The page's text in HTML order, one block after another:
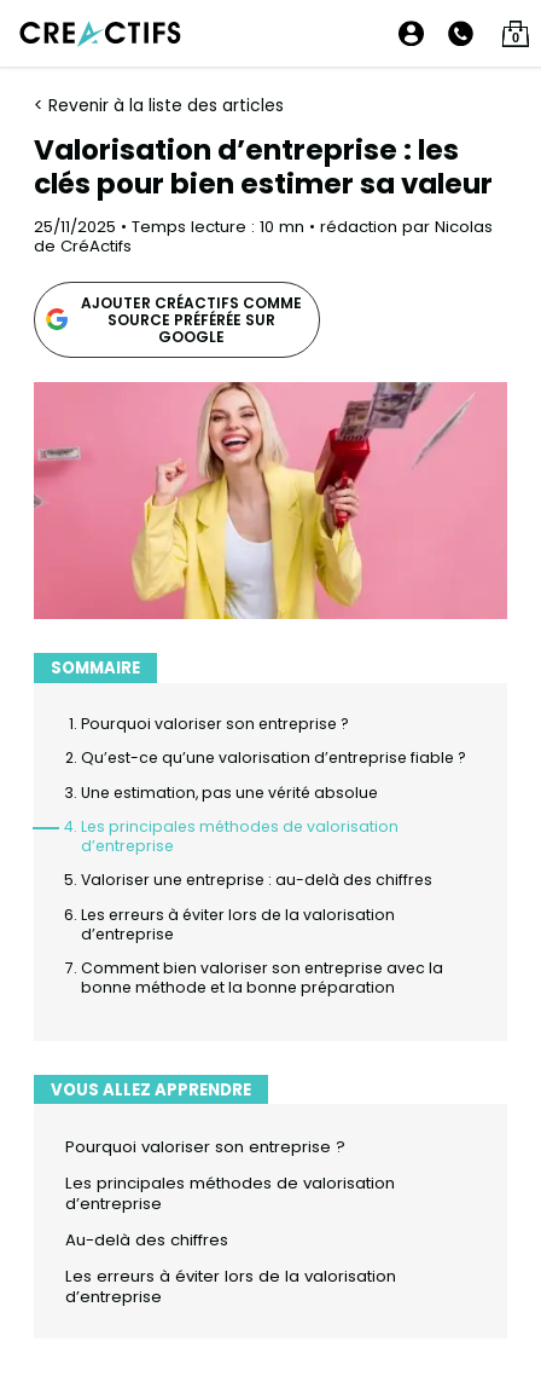
0
< Revenir à la liste des articles
Valorisation d’entreprise : les
clés pour bien estimer sa valeur
25/11/2025 • Temps lecture : 10 mn • rédaction par Nicolas
de CréActifs
AJOUTER CRÉACTIFS COMME
SOURCE PRÉFÉRÉE SUR
GOOGLE
SOMMAIRE
Pourquoi valoriser son entreprise ?
Qu’est-ce qu’une valorisation d’entreprise fiable ?
Une estimation, pas une vérité absolue
Les principales méthodes de valorisation
d’entreprise
Valoriser une entreprise : au-delà des chiffres
Les erreurs à éviter lors de la valorisation
d’entreprise
Comment bien valoriser son entreprise avec la
bonne méthode et la bonne préparation
VOUS ALLEZ APPRENDRE
Pourquoi valoriser son entreprise ?
Les principales méthodes de valorisation
d’entreprise
Au-delà des chiffres
Les erreurs à éviter lors de la valorisation
d’entreprise